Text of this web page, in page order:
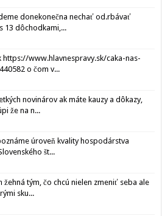
donekonečna nechať od.rbávať
13 dôchodkami,...
https://www.hlavnespravy.sk/caka-nas-
o čom v...
novinárov ak máte kauzy a dôkazy,
že na n...
úroveň kvality hospodárstva
št...
žehná tým, čo chcú nielen zmeniť seba ale
sku...